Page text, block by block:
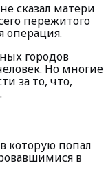
сказал матери
пережитого
операция.
городов
Но многие
за то, что,
которую попал
в